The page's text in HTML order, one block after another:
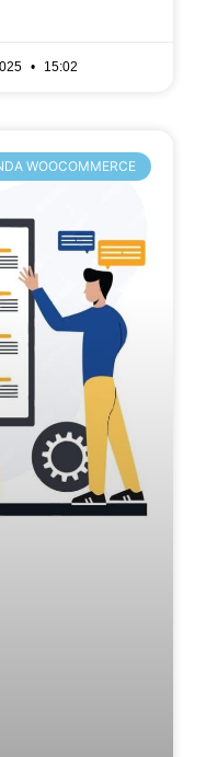
15:02
WOOCOMMERCE